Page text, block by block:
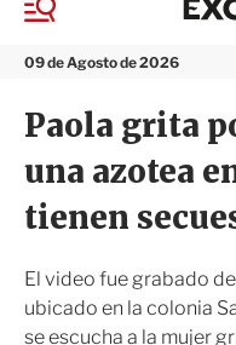
M
n
09 de Agosto de 2026
Paola grita
una azotea
tienen
El video fue grabado
ubicado en la colonia
se escucha a la mujer